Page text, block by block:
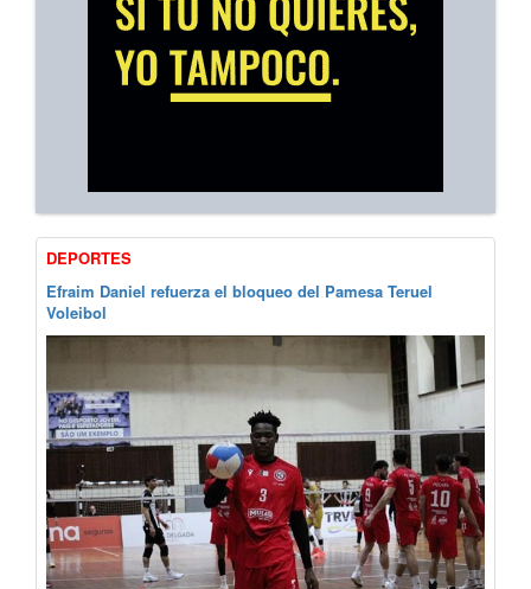
DEPORTES
Efraim Daniel refuerza el bloqueo del Pamesa Teruel
Voleibol